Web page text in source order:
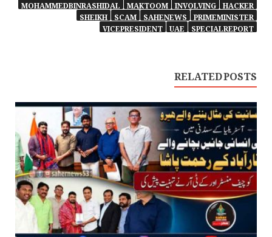
PRIMEMINISTER
SAHENEWS
SCAM
SHEIKH
SPECIALREPORT
UAE
VICEPRESIDENT
RELATED POSTS